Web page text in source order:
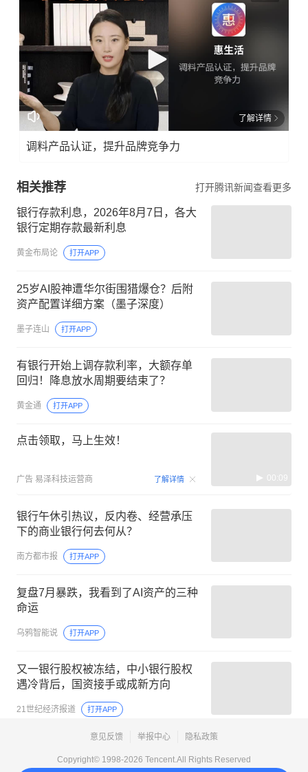
了解详情
调料产品认证，提升品牌竞争力
相关推荐 打开腾讯新闻查看更多
银行存款利息，2026年8月7日，各大
银行定期存款最新利息
黄金布局论 打开APP
25岁AI股神遭华尔街围猎爆仓？后附
资产配置详细方案（墨子深度）
墨子连山 打开APP
有银行开始上调存款利率，大额存单
回归！降息放水周期要结束了？
黄金通 打开APP
点击领取，马上生效！
广告 易泽科技运营商 了解详情 00:09
银行午休引热议，反内卷、经营承压
下的商业银行何去何从？
南方都市报 打开APP
复盘7月暴跌，我看到了AI资产的三种
命运
乌鸦智能说 打开APP
又一银行股权被冻结，中小银行股权
遇冷背后，国资接手或成新方向
21世纪经济报道 打开APP
意见反馈 举报中心 隐私政策
Copyright© 1998-2026 Tencent.All Rights Reserved